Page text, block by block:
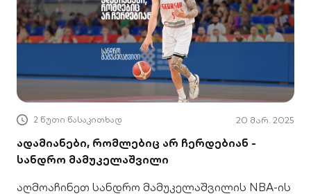
2 წუთი წასაკითხად 20 მარ. 2025
ადამიანები, რომლებიც არ ჩერდებიან -
სანდრო მამუკელაშვილი
აღმოაჩინეთ სანდრო მამუკელაშვილის NBA-ის